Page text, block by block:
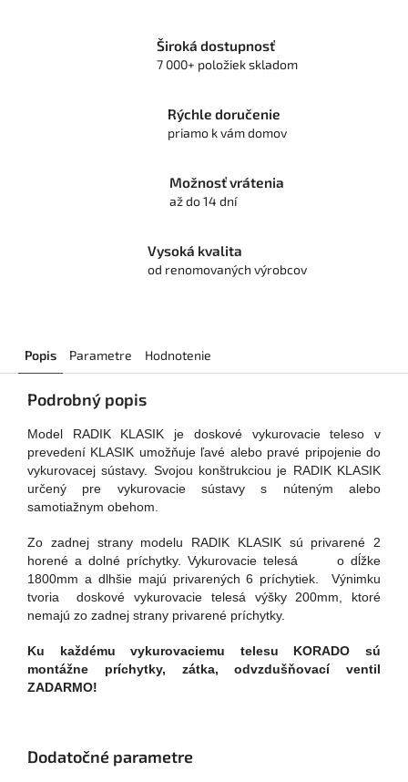
Široká dostupnosť
7 000+ položiek skladom
Rýchle doručenie
priamo k vám domov
Možnosť vrátenia
až do 14 dní
Vysoká kvalita
od renomovaných výrobcov
Popis Parametre Hodnotenie
Podrobný popis
Model RADIK KLASIK je doskové vykurovacie teleso v
prevedení KLASIK umožňuje ľavé alebo pravé pripojenie do
vykurovacej sústavy. Svojou konštrukciou je RADIK KLASIK
určený pre vykurovacie sústavy s núteným alebo
samotiažnym obehom.
Zo zadnej strany modelu RADIK KLASIK sú privarené 2
horené a dolné príchytky. Vykurovacie telesá o dĺžke
1800mm a dlhšie majú privarených 6 príchytiek. Výnimku
tvoria doskové vykurovacie telesá výšky 200mm, ktoré
nemajú zo zadnej strany privarené príchytky.
Ku každému vykurovaciemu telesu KORADO sú
montážne príchytky, zátka, odvzdušňovací ventil
ZADARMO!
Dodatočné parametre